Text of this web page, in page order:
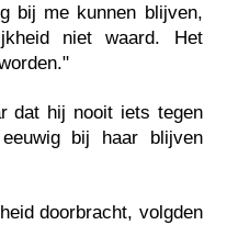
bij me kunnen blijven,
niet waard. Het
dat hij nooit iets tegen
bij haar blijven
doorbracht, volgden